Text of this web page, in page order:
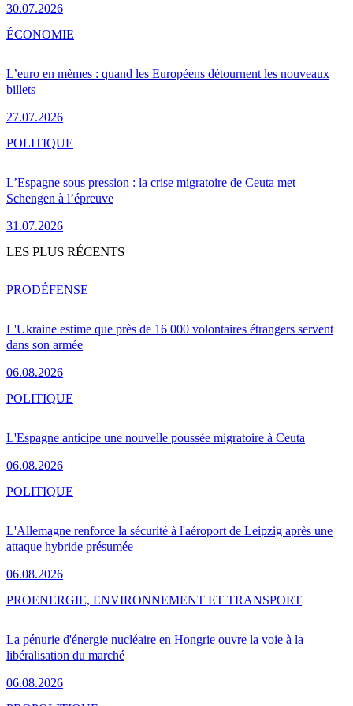
30.07.2026
L’euro en mèmes : quand les Européens détournent les nouveaux
billets
27.07.2026
ÉCONOMIE
L’Espagne sous pression : la crise migratoire de Ceuta met
Schengen à l’épreuve
31.07.2026
POLITIQUE
LES PLUS RÉCENTS
L'Ukraine estime que près de 16 000 volontaires étrangers servent
dans son armée
06.08.2026
PRODÉFENSE
L'Espagne anticipe une nouvelle poussée migratoire à Ceuta
06.08.2026
POLITIQUE
L'Allemagne renforce la sécurité à l'aéroport de Leipzig après une
attaque hybride présumée
06.08.2026
POLITIQUE
La pénurie d'énergie nucléaire en Hongrie ouvre la voie à la
libéralisation du marché
06.08.2026
PROENERGIE, ENVIRONNEMENT ET TRANSPORT